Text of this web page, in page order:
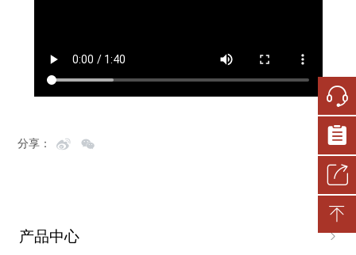
分享：
产品中心